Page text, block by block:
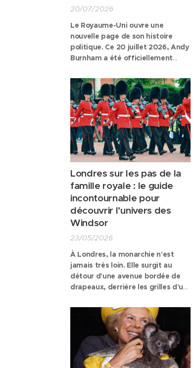
20/07/2026
Le Royaume-Uni ouvre une
nouvelle page de son histoire
politique. Ce 20 juillet 2026, Andy
Burnham a été officiellement
Charles III au palais de
Buckingham, à l'issue de la
démission de Keir Starmer. Reçu
dans le célèbre Salon chinois
(Chinese Drawing Room ), le
nouveau chef du gouvernement a
accompli l'une des...
Londres sur les pas de la
famille royale : le guide
incontournable pour
découvrir l’univers des
Windsor
23/05/2026
À Londres, la monarchie n'est
jamais très loin. Elle surgit au
détour d'une avenue bordée de
drapeaux, derrière les grilles d'un
d'une abbaye ou encore dans le
cérémonial minutieux d'une
parade militaire. Plus qu'une
simple institution, la famille
royale britannique façonne
profondément l'identité de la